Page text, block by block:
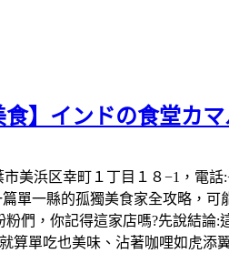
食】インドの食堂カ
浜区幸町１丁目１８−1，電話
單一縣的孤獨美食家全攻略，
們，你記得這家店嗎?先說結
算單吃也美味、沾著咖哩如虎